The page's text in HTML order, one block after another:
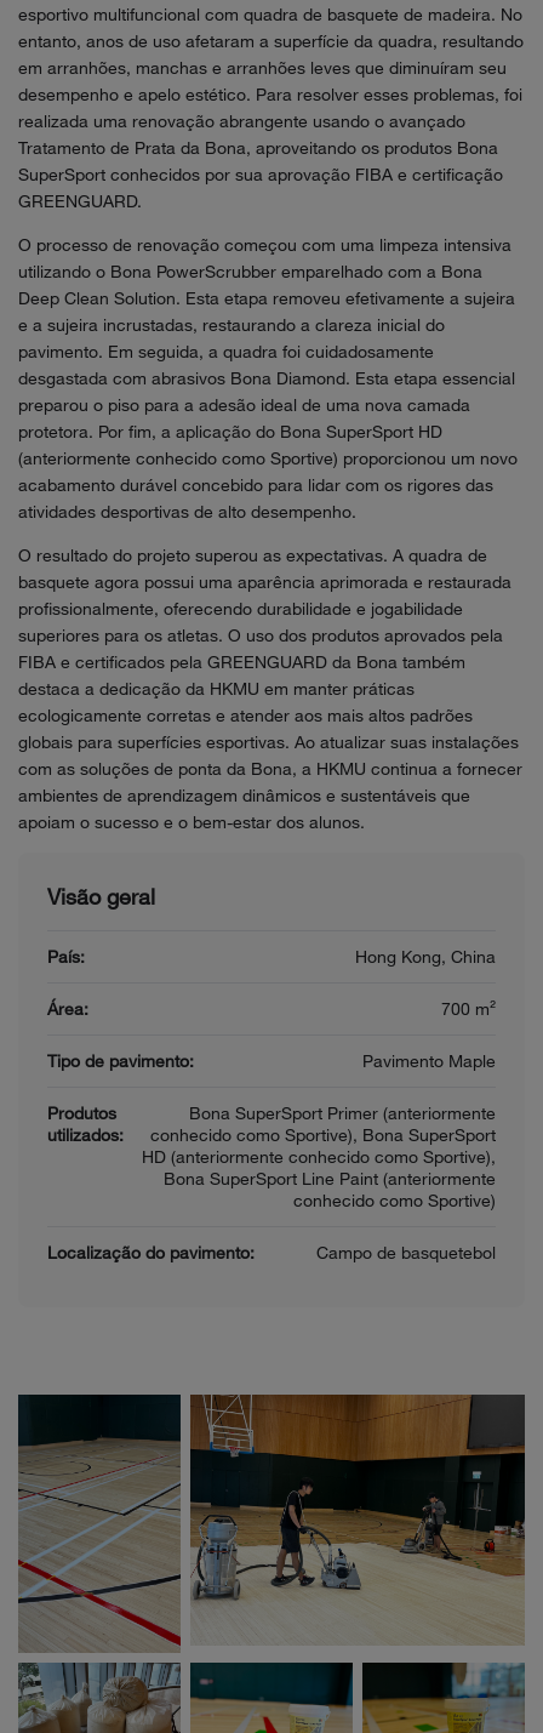
esportivo multifuncional com quadra de basquete de madeira. No
entanto, anos de uso afetaram a superfície da quadra, resultando
em arranhões, manchas e arranhões leves que diminuíram seu
desempenho e apelo estético. Para resolver esses problemas, foi
realizada uma renovação abrangente usando o avançado
Tratamento de Prata da Bona, aproveitando os produtos Bona
SuperSport conhecidos por sua aprovação FIBA e certificação
GREENGUARD.
O processo de renovação começou com uma limpeza intensiva
utilizando o Bona PowerScrubber emparelhado com a Bona
Deep Clean Solution. Esta etapa removeu efetivamente a sujeira
e a sujeira incrustadas, restaurando a clareza inicial do
pavimento. Em seguida, a quadra foi cuidadosamente
desgastada com abrasivos Bona Diamond. Esta etapa essencial
preparou o piso para a adesão ideal de uma nova camada
protetora. Por fim, a aplicação do Bona SuperSport HD
(anteriormente conhecido como Sportive) proporcionou um novo
acabamento durável concebido para lidar com os rigores das
atividades desportivas de alto desempenho.
O resultado do projeto superou as expectativas. A quadra de
basquete agora possui uma aparência aprimorada e restaurada
profissionalmente, oferecendo durabilidade e jogabilidade
superiores para os atletas. O uso dos produtos aprovados pela
FIBA e certificados pela GREENGUARD da Bona também
destaca a dedicação da HKMU em manter práticas
ecologicamente corretas e atender aos mais altos padrões
globais para superfícies esportivas. Ao atualizar suas instalações
com as soluções de ponta da Bona, a HKMU continua a fornecer
ambientes de aprendizagem dinâmicos e sustentáveis que
apoiam o sucesso e o bem-estar dos alunos.
Visão geral
País: Hong Kong, China
Área: 700 m²
Tipo de pavimento: Pavimento Maple
Produtos
utilizados:
Bona SuperSport Primer (anteriormente
conhecido como Sportive), Bona SuperSport
HD (anteriormente conhecido como Sportive),
Bona SuperSport Line Paint (anteriormente
conhecido como Sportive)
Localização do pavimento: Campo de basquetebol